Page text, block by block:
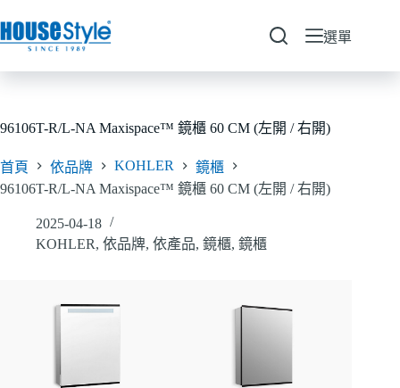
至
要
選單
96106T-R/L-NA Maxispace™ 鏡櫃 60 CM (左開 / 右開)
首頁 依品牌 KOHLER
鏡櫃
96106T-R/L-NA Maxispace™ 鏡櫃 60 CM (左開 / 右開)
2025-04-18
KOHLER, 依品牌, 依產品, 鏡櫃, 鏡櫃